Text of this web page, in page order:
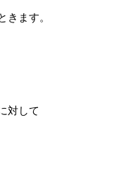
きます。
対して